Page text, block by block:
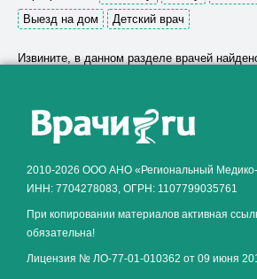
Выезд на дом
Детский врач
Извините, в данном разделе врачей
2010-2026 ООО АНО «Региональный
ИНН: 7704278083, ОГРН: 1107799035761
При копировании материалов активная
обязательна!
Лицензия № ЛО-77-01-010362 от 09 июня